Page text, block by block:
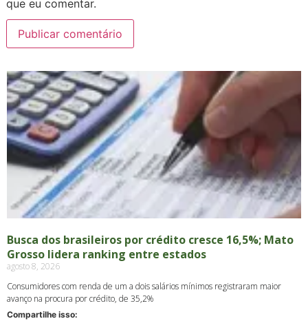
que eu comentar.
Busca dos brasileiros por crédito cresce 16,5%; Mato
Grosso lidera ranking entre estados
agosto 8, 2026
Consumidores com renda de um a dois salários mínimos registraram maior
avanço na procura por crédito, de 35,2%
Compartilhe isso: